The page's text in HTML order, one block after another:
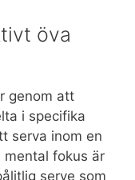
öva
genom att
i specifika
serva inom en
mental fokus är
serve som